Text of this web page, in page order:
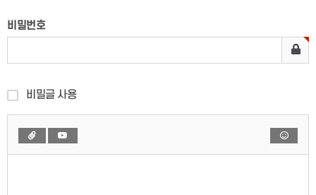
비밀번호
비밀글 사용